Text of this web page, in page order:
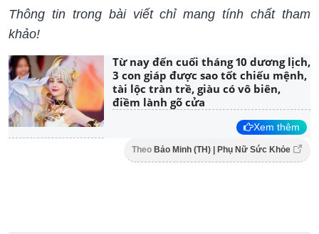
Thông tin trong bài viết chỉ mang tính chất tham
khảo!
Từ nay đến cuối tháng 10 dương lịch,
3 con giáp được sao tốt chiếu mệnh,
tài lộc tràn trề, giàu có vô biên,
điềm lành gõ cửa
Xem thêm
Theo Bảo Minh (TH) | Phụ Nữ Sức Khỏe